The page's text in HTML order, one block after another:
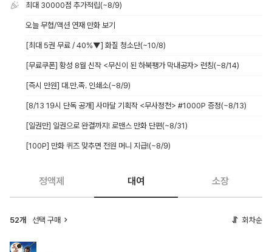
최대 30000점 추가적립(~8/9)
오늘 무협/액션 연재 만화 보기
[최대 5권 무료 / 40%▼] 화질 청소단(~10/8)
[무료쿠폰] 황성 8월 신작 <무신이 된 하북팽가 막내공자> 런칭(~8/14)
[즉시 만원] 대.만.족. 인쇄소(~8/9)
[8/13 19시 단독 공개] 사마달 기획작 <무사정천> #1000P 증정(~8/13)
[일권만] 일권으로 완결까지! 로맨스 만화 단편(~8/31)
[100P] 만화 퀴즈 맞추면 전원 머니 지급!(~8/9)
정액제 대여 소장
52개 선택 구매 회차순